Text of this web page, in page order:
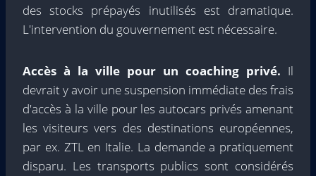
des stocks prépayés inutilisés est dramatique.
L'intervention du gouvernement est nécessaire.
Accès à la ville pour un coaching privé. Il
devrait y avoir une suspension immédiate des frais
d'accès à la ville pour les autocars privés amenant
les visiteurs vers des destinations européennes,
par ex. ZTL en Italie. La demande a pratiquement
disparu. Les transports publics sont considérés